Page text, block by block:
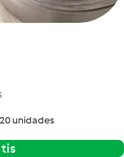
20 unidades